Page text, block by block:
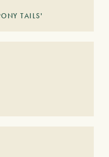
TAILS'